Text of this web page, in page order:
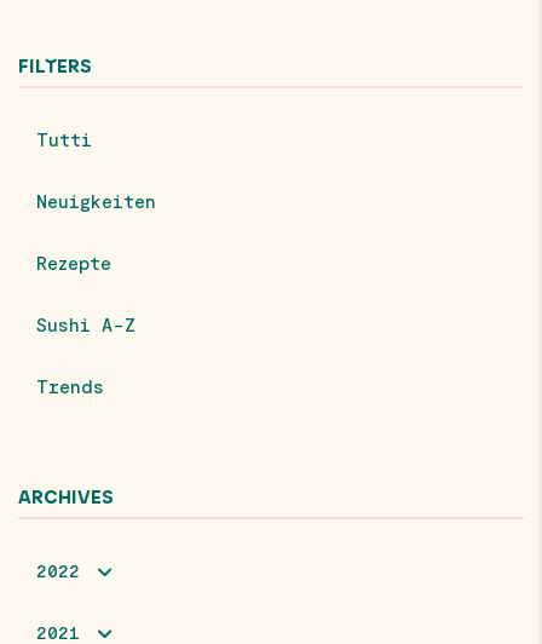
FILTERS
Tutti
Neuigkeiten
Rezepte
Sushi A-Z
Trends
ARCHIVES
2022
2021